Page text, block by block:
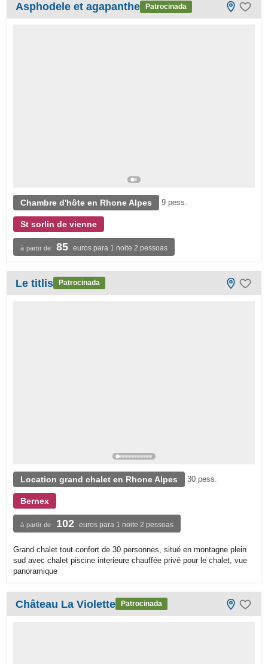
Asphodele et agapanthe Patrocinada
Chambre d'hôte en Rhone Alpes 9 pess.
St sorlin de vienne
à partir de 85 euros para 1 noite 2 pessoas
Le titlis Patrocinada
Location grand chalet en Rhone Alpes 30 pess.
Bernex
à partir de 102 euros para 1 noite 2 pessoas
Grand chalet tout confort de 30 personnes, situé en montagne plein
sud avec chalet piscine interieure chauffée privé pour le chalet, vue
panoramique
Château La Violette Patrocinada